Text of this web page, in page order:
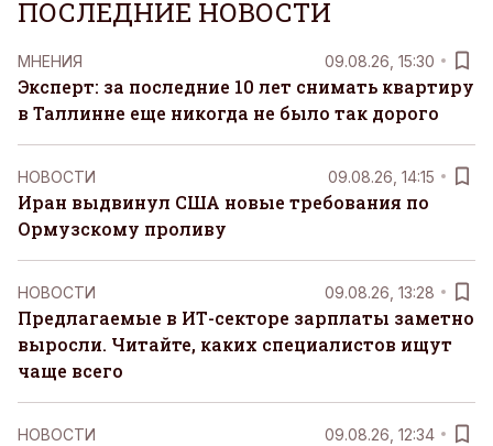
ПОСЛЕДНИЕ НОВОСТИ
MНЕНИЯ 09.08.26, 15:30
Эксперт: за последние 10 лет снимать квартиру
в Таллинне еще никогда не было так дорого
НОВОСТИ 09.08.26, 14:15
Иран выдвинул США новые требования по
Ормузскому проливу
НОВОСТИ 09.08.26, 13:28
Предлагаемые в ИТ-секторе зарплаты заметно
выросли. Читайте, каких специалистов ищут
чаще всего
НОВОСТИ 09.08.26, 12:34